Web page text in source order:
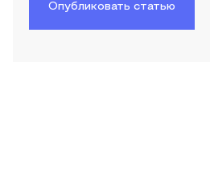
Опубликовать статью